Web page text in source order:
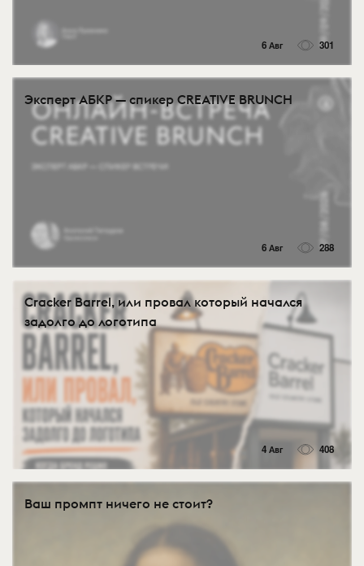
6 Авг 301
Эксперт АБКР — спикер CREATIVE BRUNCH
6 Авг 288
Cracker Barrel, или провал который начался
задолго до логотипа
4 Авг 408
Ваш промпт ничего не стоит?